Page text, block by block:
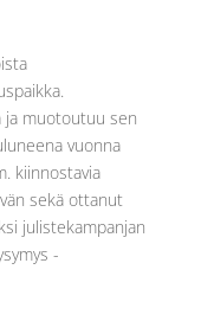
ja muotoutuu sen
vuonna
kiinnostavia
sekä ottanut
julistekampanjan
-